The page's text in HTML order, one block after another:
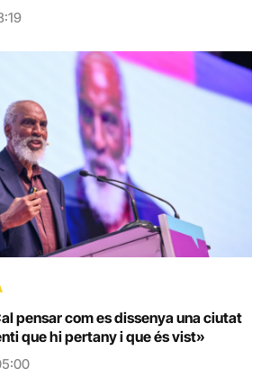
pensar com es dissenya una ciutat
que hi pertany i que és vist»